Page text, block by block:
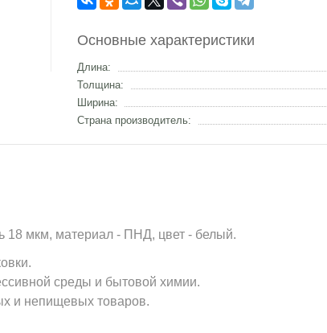
Основные характеристики
Длина:
Толщина:
Ширина:
Страна производитель:
18 мкм, материал - ПНД, цвет - белый.
среды и бытовой химии.
и непищевых товаров.